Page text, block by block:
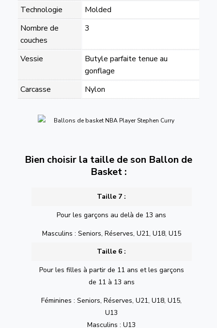
Technologie
Molded
Nombre de
couches
3
Vessie
Butyle parfaite tenue au
gonflage
Carcasse
Nylon
Bien choisir la taille de son Ballon de
Basket :
Taille 7 :
Pour les garçons au delà de 13 ans
Masculins : Seniors, Réserves, U21, U18, U15
Taille 6 :
Pour les filles à partir de 11 ans et les garçons
de 11 à 13 ans
Féminines : Seniors, Réserves, U21, U18, U15,
U13
Masculins : U13